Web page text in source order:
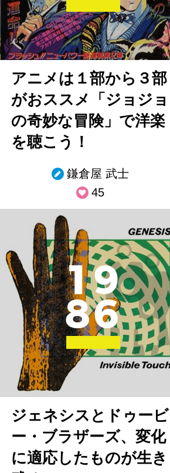
アニメは１部から３部
がおススメ「ジョジョ
の奇妙な冒険」で洋楽
を聴こう！
鎌倉屋 武士
45
19
86
ジェネシスとドゥービ
ー・ブラザーズ、変化
に適応したものが生き